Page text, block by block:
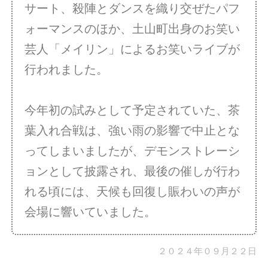
サート、殺陣とダンスを織り交ぜたパフ
ォーマンスのほか、土山町出身のお笑い
芸人「メイリン」によるお笑いライブが
行われました。
今年初の試みとして予定されていた、茶
葉入れ合戦は、強い雨の影響で中止とな
ってしまいましたが、デモンストレーシ
ョンとして披露され、最後の催しが行わ
れる頃には、天候も回復し賑わいの声が
会場に響いていました。
２０２４年０９月２２日